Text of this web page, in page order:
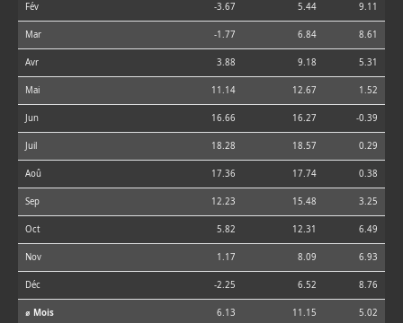
Fév -3.67 5.44 9.11
Mar -1.77 6.84 8.61
Avr 3.88 9.18 5.31
Mai 11.14 12.67 1.52
Jun 16.66 16.27 -0.39
Juil 18.28 18.57 0.29
Aoû 17.36 17.74 0.38
Sep 12.23 15.48 3.25
Oct 5.82 12.31 6.49
Nov 1.17 8.09 6.93
Déc -2.25 6.52 8.76
⌀ Mois 6.13 11.15 5.02